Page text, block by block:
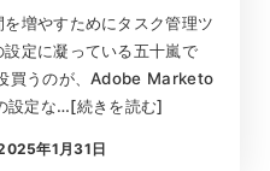
増やすためにタスク管理ツ
定に凝っている五十嵐で
買うのが、Adobe Marketo
設定な…[続きを読む]
稿日
年1月31日